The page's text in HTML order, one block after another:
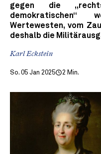
gegen die
demokratischen“
Wertewesten, vom
deshalb die
Karl Eckstein
So. 05 Jan 2025 2 Min.